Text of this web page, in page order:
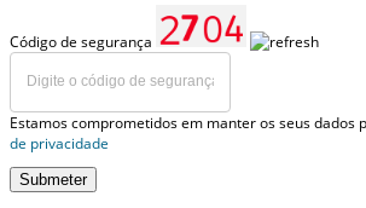
Código de segurança
Estamos comprometidos em manter os seus dados
de privacidade
Submeter